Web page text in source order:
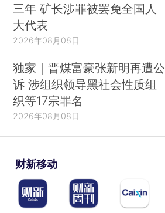
三年 矿长涉罪被罢免全国人
大代表
2026年08月08日
独家｜晋煤富豪张新明再遭公
诉 涉组织领导黑社会性质组
织等17宗罪名
2026年08月08日
财新移动